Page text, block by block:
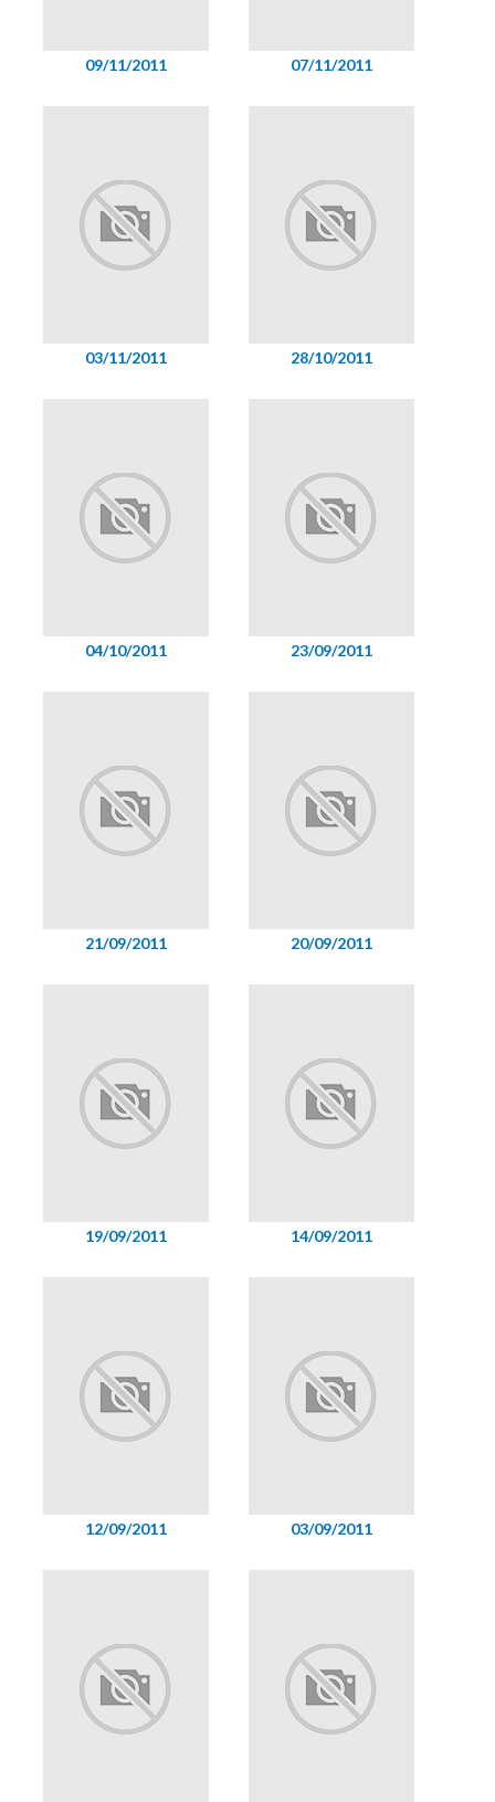
09/11/2011 07/11/2011
03/11/2011 28/10/2011
04/10/2011 23/09/2011
21/09/2011 20/09/2011
19/09/2011 14/09/2011
12/09/2011 03/09/2011